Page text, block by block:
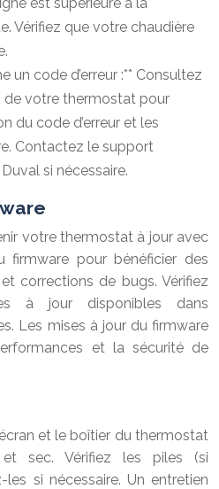
Vérifiez que votre chaudière
un code d’erreur :** Consultez
de votre thermostat pour
du code d’erreur et les
Contactez le support
si nécessaire.
votre thermostat à jour avec
firmware pour bénéficier des
corrections de bugs. Vérifiez
à jour disponibles dans
Les mises à jour du firmware
et la sécurité de
et le boîtier du thermostat
sec. Vérifiez les piles (si
si nécessaire. Un entretien